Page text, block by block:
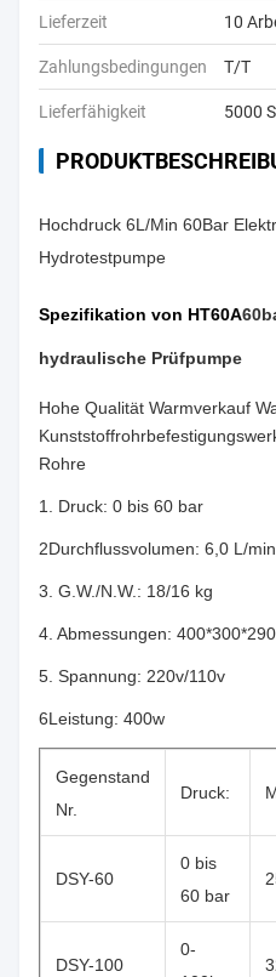
Lieferzeit 10
Zahlungsbedingungen T/T
Lieferfähigkeit 5000
Hochdruck 6L/Min 60Bar
Hydrotestpumpe
Spezifikation von HT60A
hydraulische Prüfpumpe
Hohe Qualität Warmverkauf
Rohre
1. Druck: 0 bis 60 bar
2Durchflussvolumen: 6,0 L/min.
3. G.W./N.W.: 18/16 kg
4. Abmessungen:
5. Spannung: 220v/110v
6Leistung: 400w
Gegenstand
Nr.
Druck:
DSY-60
0 bis
60 bar
DSY-100
0-